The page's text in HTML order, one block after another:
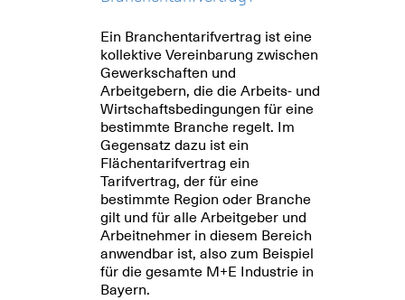
Ein Branchentarifvertrag ist eine
kollektive Vereinbarung zwischen
Gewerkschaften und
Arbeitgebern, die die Arbeits- und
Wirtschaftsbedingungen für eine
bestimmte Branche regelt. Im
Gegensatz dazu ist ein
Flächentarifvertrag ein
Tarifvertrag, der für eine
bestimmte Region oder Branche
gilt und für alle Arbeitgeber und
Arbeitnehmer in diesem Bereich
anwendbar ist, also zum Beispiel
für die gesamte M+E Industrie in
Bayern.